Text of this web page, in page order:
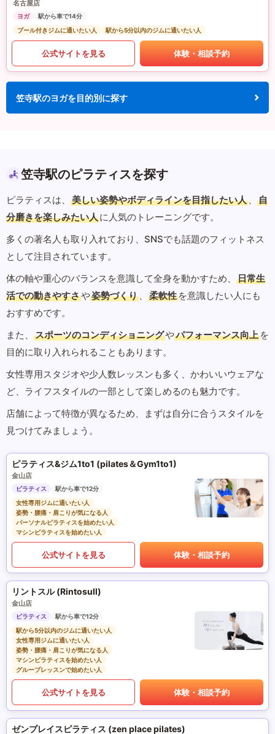
名古屋店
ヨガ
駅から車で14分
プール付きジムに通いたい人
駅から5分以内のジムに通いたい人
公式サイトを見る 体験・相談予約
笠寺駅のヨガを目的別に探す
笠寺駅のピラティスを探す
ピラティスは、 美しい姿勢やボディラインを目指したい人 、
自
分磨きを楽しみたい人に人気のトレーニングです。
多くの著名人も取り入れており、SNSでも話題のフィットネス
として注目されています。
体の軸や重心のバランスを意識して全身を動かすため、
日常生
活での動きやすさや姿勢づくり 、 柔軟性 を意識したい人にも
おすすめです。
また、
スポーツのコンディショニングやパフォーマンス向上 を
目的に取り入れられることもあります。
女性専用スタジオや少人数レッスンも多く、かわいいウェアな
ど、ライフスタイルの一部として楽しめるのも魅力です。
店舗によって特徴が異なるため、まずは自分に合うスタイルを
見つけてみましょう。
ピラティス&ジム1to1 (pilates＆Gym1to1)
金山店
ピラティス
駅から車で12分
女性専用ジムに通いたい人
姿勢・腰痛・肩こりが気になる人
パーソナルピラティスを始めたい人
マシンピラティスを始めたい人
公式サイトを見る 体験・相談予約
リントスル (Rintosull)
金山店
ピラティス
駅から車で12分
駅から5分以内のジムに通いたい人
女性専用ジムに通いたい人
姿勢・腰痛・肩こりが気になる人
マシンピラティスを始めたい人
グループレッスンで始めたい人
公式サイトを見る 体験・相談予約
ゼンプレイスピラティス (zen place pilates)